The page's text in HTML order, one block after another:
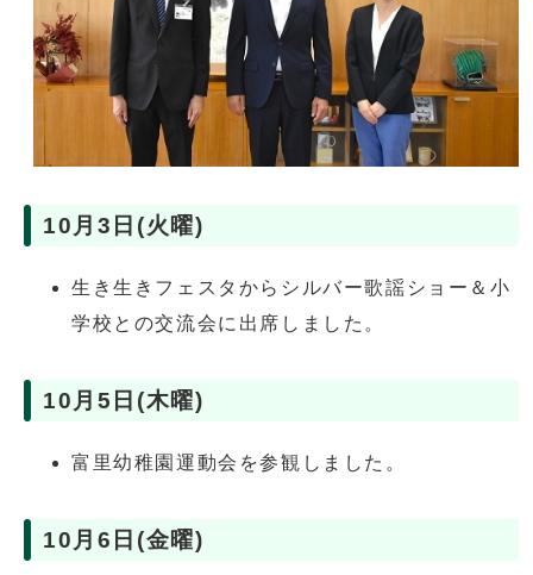
10月3日(火曜)
生き生きフェスタからシルバー歌謡ショー＆小
学校との交流会に出席しました。
10月5日(木曜)
富里幼稚園運動会を参観しました。
10月6日(金曜)